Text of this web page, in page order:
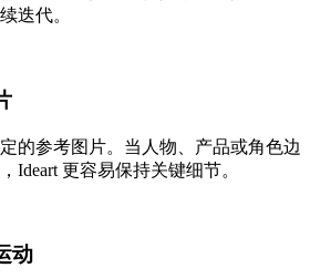
迭代。
的参考图片。当人物、产品或角色边
Ideart 更容易保持关键细节。
动